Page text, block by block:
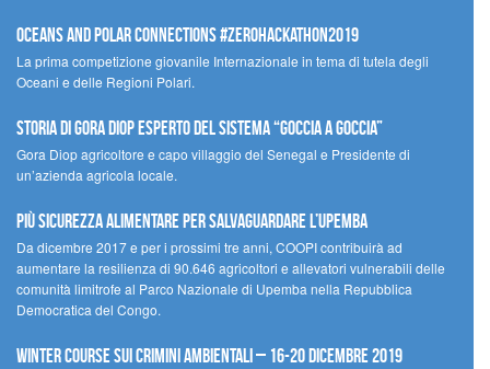
Oceans and Polar Connections #ZEROHackathon2019
La prima competizione giovanile Internazionale in tema di tutela degli
Oceani e delle Regioni Polari.
STORIA DI GORA DIOP ESPERTO DEL SISTEMA “GOCCIA A GOCCIA”
Gora Diop agricoltore e capo villaggio del Senegal e Presidente di
un’azienda agricola locale.
Più sicurezza alimentare per salvaguardare l’Upemba
Da dicembre 2017 e per i prossimi tre anni, COOPI contribuirà ad
aumentare la resilienza di 90.646 agricoltori e allevatori vulnerabili delle
comunità limitrofe al Parco Nazionale di Upemba nella Repubblica
Democratica del Congo.
Winter Course sui Crimini Ambientali – 16-20 Dicembre 2019